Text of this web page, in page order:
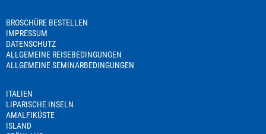
BROSCHÜRE BESTELLEN
IMPRESSUM
DATENSCHUTZ
ALLGEMEINE REISEBEDINGUNGEN
ALLGEMEINE SEMINARBEDINGUNGEN
ITALIEN
LIPARISCHE INSELN
AMALFIKÜSTE
ISLAND